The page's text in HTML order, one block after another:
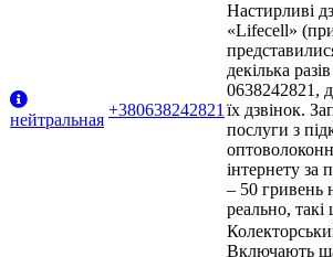
нейтральная
+380638242821
Настирливі
«Lifecell»
декілька
0638242821,
їх дзвінок.
послуги з
інтернету
– 50 гривень
реально, такі
Включають